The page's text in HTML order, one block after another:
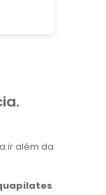
ir além da